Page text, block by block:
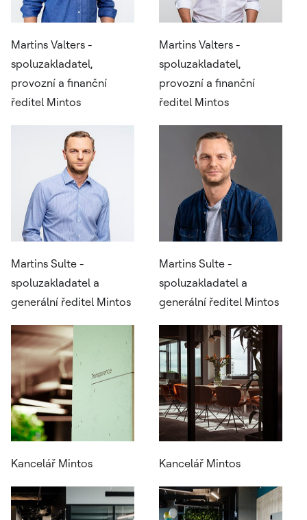
Martins Valters -
spoluzakladatel,
provozní a finanční
ředitel Mintos
Martins Valters -
spoluzakladatel,
provozní a finanční
ředitel Mintos
Martins Sulte -
spoluzakladatel a
generální ředitel Mintos
Martins Sulte -
spoluzakladatel a
generální ředitel Mintos
Kancelář Mintos Kancelář Mintos